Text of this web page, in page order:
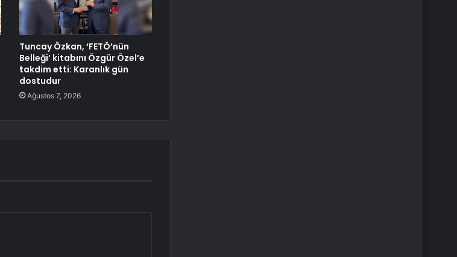
Tuncay Özkan, ‘FETÖ’nün
Belleği’ kitabını Özgür Özel’e
takdim etti: Karanlık gün
dostudur
Ağustos 7, 2026